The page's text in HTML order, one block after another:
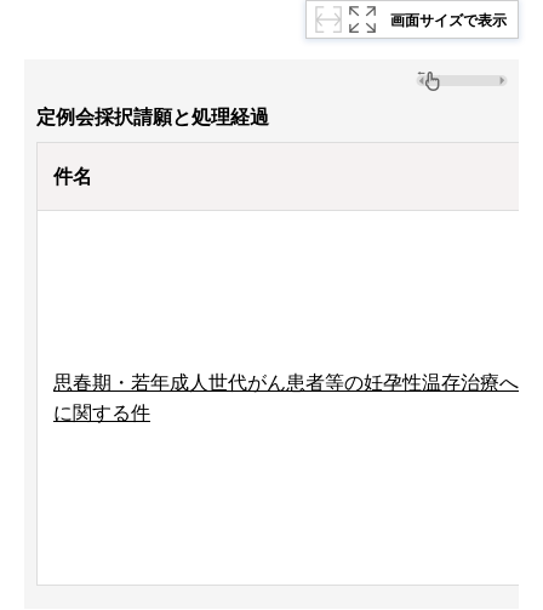
画面サイズで表示
定例会採択請願と処理経過
件名
思春期・若年成人世代がん患者等の妊孕性温存治療への
に関する件